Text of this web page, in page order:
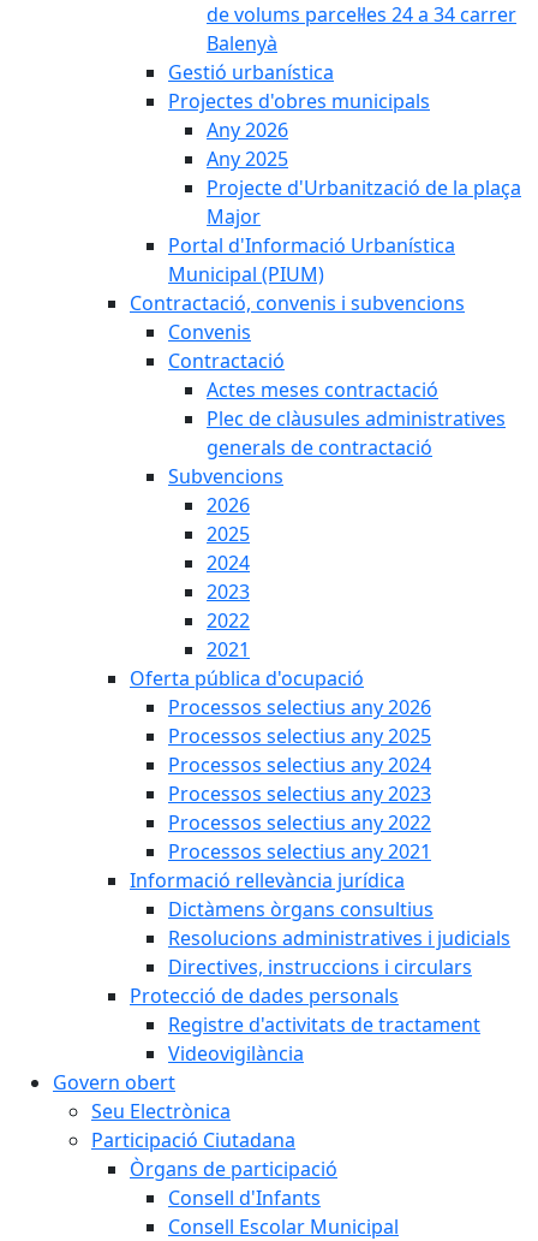
de volums parcel·les 24 a 34 carrer
Balenyà
Gestió urbanística
Projectes d'obres municipals
Any 2026
Any 2025
Projecte d'Urbanització de la plaça
Major
Portal d'Informació Urbanística
Municipal (PIUM)
Contractació, convenis i subvencions
Convenis
Contractació
Actes meses contractació
Plec de clàusules administratives
generals de contractació
Subvencions
2026
2025
2024
2023
2022
2021
Oferta pública d'ocupació
Processos selectius any 2026
Processos selectius any 2025
Processos selectius any 2024
Processos selectius any 2023
Processos selectius any 2022
Processos selectius any 2021
Informació rellevància jurídica
Dictàmens òrgans consultius
Resolucions administratives i judicials
Directives, instruccions i circulars
Protecció de dades personals
Registre d'activitats de tractament
Videovigilància
Govern obert
Seu Electrònica
Participació Ciutadana
Òrgans de participació
Consell d'Infants
Consell Escolar Municipal